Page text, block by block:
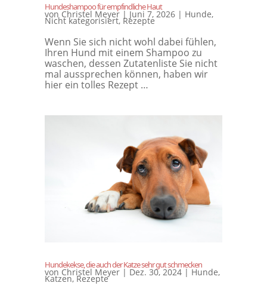
Hundeshampoo für empfindliche Haut
von Christel Meyer| Juni 7, 2026| Hunde,
Nicht kategorisiert, Rezepte
Wenn Sie sich nicht wohl dabei fühlen,
Ihren Hund mit einem Shampoo zu
waschen, dessen Zutatenliste Sie nicht
mal aussprechen können, haben wir
hier ein tolles Rezept …
Hundekekse, die auch der Katze sehr gut schmecken
von Christel Meyer| Dez. 30, 2024| Hunde,
Katzen, Rezepte